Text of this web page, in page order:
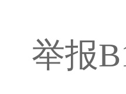
举报